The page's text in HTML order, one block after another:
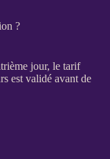
?
jour, le tarif
est validé avant de